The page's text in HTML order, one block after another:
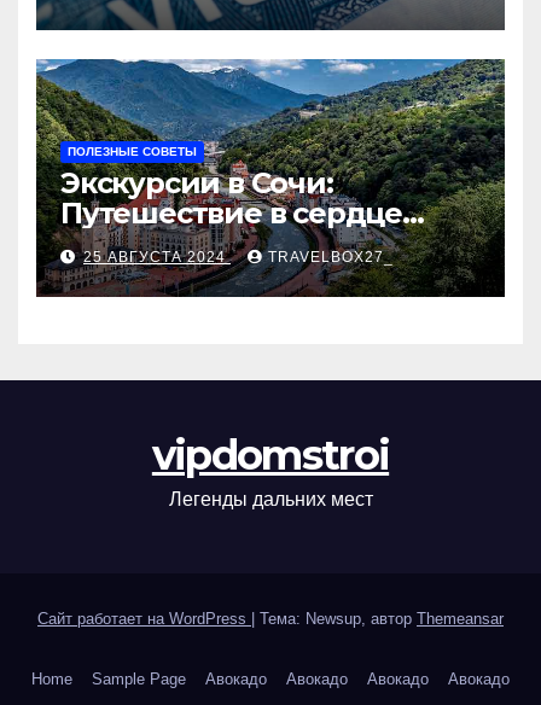
ПОЛЕЗНЫЕ СОВЕТЫ
Экскурсии в Сочи:
Путешествие в сердце
Черноморского курорта
25 АВГУСТА 2024 TRAVELBOX27_
vipdomstroi
Легенды дальних мест
Сайт работает на WordPress Тема: Newsup, автор Themeansar
Home Sample Page Авокадо Авокадо Авокадо Авокадо